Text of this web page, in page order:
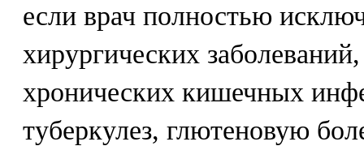
если врач полностью
хирургических
хронических кишечных
туберкулез, глютеновую